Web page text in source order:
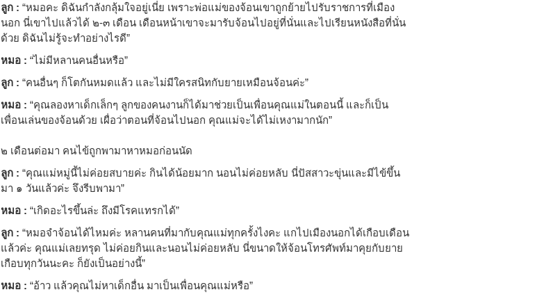
ลูก : “หมอคะ ดิฉันกำลังกลุ้มใจอยู่เนี่ย เพราะพ่อแม่ของจ้อนเขาถูกย้ายไปรับราชการที่เมือง
นอก นี่เขาไปแล้วได้ ๒-๓ เดือน เดือนหน้าเขาจะมารับจ้อนไปอยู่ที่นั่นและไปเรียนหนังสือที่นั่น
ด้วย ดิฉันไม่รู้จะทำอย่างไรดี”
หมอ : “ไม่มีหลานคนอื่นหรือ”
ลูก : “คนอื่นๆ ก็โตกันหมดแล้ว และไม่มีใครสนิทกับยายเหมือนจ้อนค่ะ”
หมอ : “คุณลองหาเด็กเล็กๆ ลูกของคนงานก็ได้มาช่วยเป็นเพื่อนคุณแม่ในตอนนี้ และก็เป็น
เพื่อนเล่นของจ้อนด้วย เผื่อว่าตอนที่จ้อนไปนอก คุณแม่จะได้ไม่เหงามากนัก”
๒ เดือนต่อมา คนไข้ถูกพามาหาหมอก่อนนัด
ลูก : “คุณแม่หมู่นี้ไม่ค่อยสบายค่ะ กินได้น้อยมาก นอนไม่ค่อยหลับ นี่ปัสสาวะขุ่นและมีไข้ขึ้น
มา ๑ วันแล้วค่ะ จึงรีบพามา”
หมอ : “เกิดอะไรขึ้นล่ะ ถึงมีโรคแทรกได้”
ลูก : “หมอจำจ้อนได้ไหมค่ะ หลานคนที่มากับคุณแม่ทุกครั้งไงคะ แกไปเมืองนอกได้เกือบเดือน
แล้วค่ะ คุณแม่เลยทรุด ไม่ค่อยกินและนอนไม่ค่อยหลับ นี่ขนาดให้จ้อนโทรศัพท์มาคุยกับยาย
เกือบทุกวันนะคะ ก็ยังเป็นอย่างนี้”
หมอ : “อ้าว แล้วคุณไม่หาเด็กอื่น มาเป็นเพื่อนคุณแม่หรือ”